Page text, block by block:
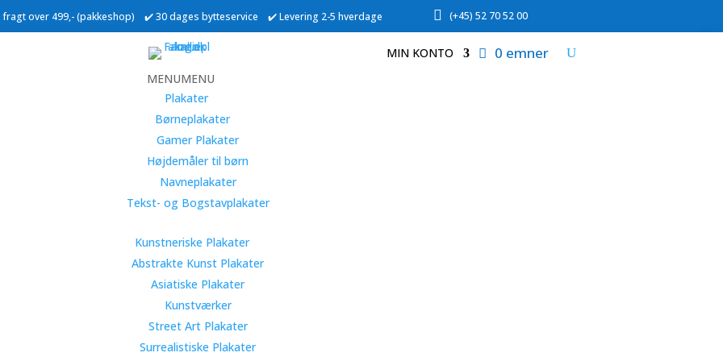
fragt over 499,- (pakkeshop) ✔️ 30 dages bytteservice ✔️ Levering 2-5 hverdage  (+45) 52 70 52 00
MIN KONTO 0 emner
MENUMENU
Plakater
Børneplakater
Gamer Plakater
Højdemåler til børn
Navneplakater
Tekst- og Bogstavplakater
Kunstneriske Plakater
Abstrakte Kunst Plakater
Asiatiske Plakater
Kunstværker
Street Art Plakater
Surrealistiske Plakater